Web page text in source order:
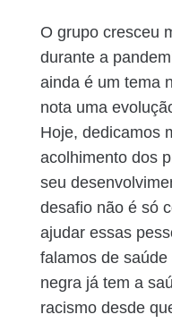
O grupo cresceu
durante a
ainda é um tema
nota uma
Hoje, dedicamos
acolhimento dos
seu
desafio não é só
ajudar essas
falamos de
negra já tem a
racismo desde